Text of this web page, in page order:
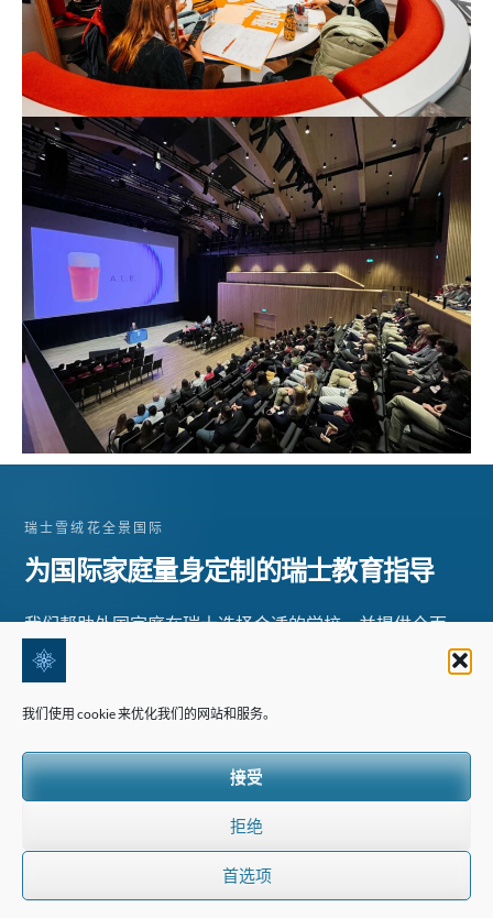
我们使用 cookie 来优化我们的网站和服务。
接受
拒绝
首选项
瑞士雪绒花全景国际
为国际家庭量身定制的瑞士教育指导
我们帮助外国家庭在瑞士选择合适的学校，并提供全面、
个性化的教育咨询服务。.
常见问题
联系我们
条款与条件